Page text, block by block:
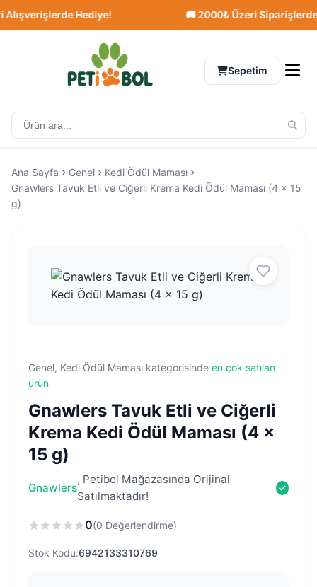
Hediye! 🚚 2000₺ Üzeri Siparişlerde
Sepetim
Ana Sayfa Genel
Kedi Ödül Maması
Gnawlers Tavuk Etli ve Ciğerli Krema Kedi Ödül Maması (4 x 15
g)
Genel, Kedi Ödül Maması kategorisinde en çok satılan
ürün
Gnawlers Tavuk Etli ve Ciğerli
Krema Kedi Ödül Maması (4 x
15 g)
Gnawlers
, Petibol Mağazasında Orijinal
Satılmaktadır!
0(0 Değerlendirme)
Stok Kodu:6942133310769